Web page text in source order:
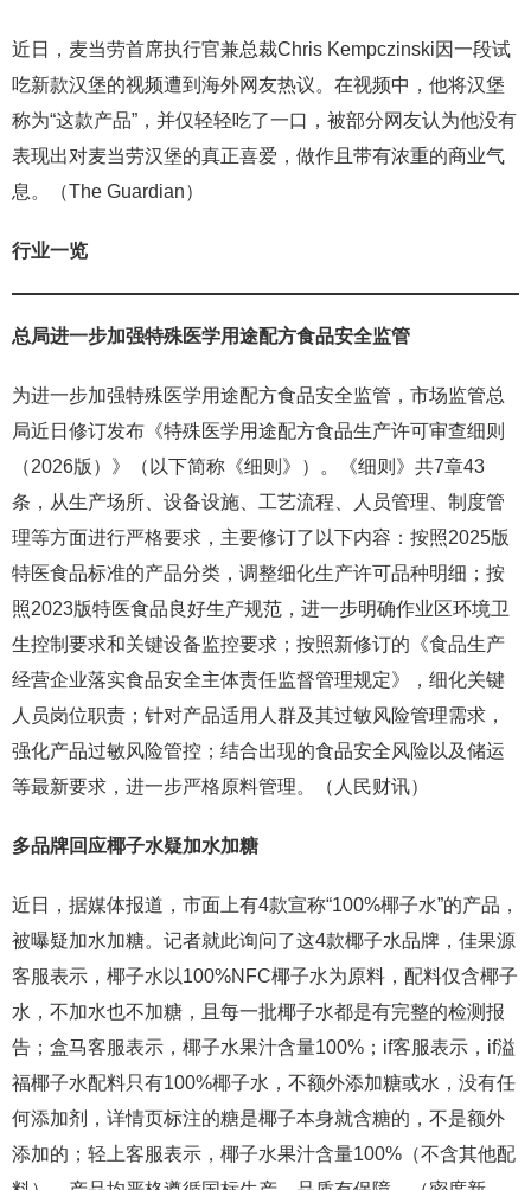
近日，麦当劳首席执行官兼总裁Chris Kempczinski因一段试
吃新款汉堡的视频遭到海外网友热议。在视频中，他将汉堡
称为“这款产品”，并仅轻轻吃了一口，被部分网友认为他没有
表现出对麦当劳汉堡的真正喜爱，做作且带有浓重的商业气
息。（The Guardian）
行业一览
总局进一步加强特殊医学用途配方食品安全监管
为进一步加强特殊医学用途配方食品安全监管，市场监管总
局近日修订发布《特殊医学用途配方食品生产许可审查细则
（2026版）》（以下简称《细则》）。《细则》共7章43
条，从生产场所、设备设施、工艺流程、人员管理、制度管
理等方面进行严格要求，主要修订了以下内容：按照2025版
特医食品标准的产品分类，调整细化生产许可品种明细；按
照2023版特医食品良好生产规范，进一步明确作业区环境卫
生控制要求和关键设备监控要求；按照新修订的《食品生产
经营企业落实食品安全主体责任监督管理规定》，细化关键
人员岗位职责；针对产品适用人群及其过敏风险管理需求，
强化产品过敏风险管控；结合出现的食品安全风险以及储运
等最新要求，进一步严格原料管理。（人民财讯）
多品牌回应椰子水疑加水加糖
近日，据媒体报道，市面上有4款宣称“100%椰子水”的产品，
被曝疑加水加糖。记者就此询问了这4款椰子水品牌，佳果源
客服表示，椰子水以100%NFC椰子水为原料，配料仅含椰子
水，不加水也不加糖，且每一批椰子水都是有完整的检测报
告；盒马客服表示，椰子水果汁含量100%；if客服表示，if溢
福椰子水配料只有100%椰子水，不额外添加糖或水，没有任
何添加剂，详情页标注的糖是椰子本身就含糖的，不是额外
添加的；轻上客服表示，椰子水果汁含量100%（不含其他配